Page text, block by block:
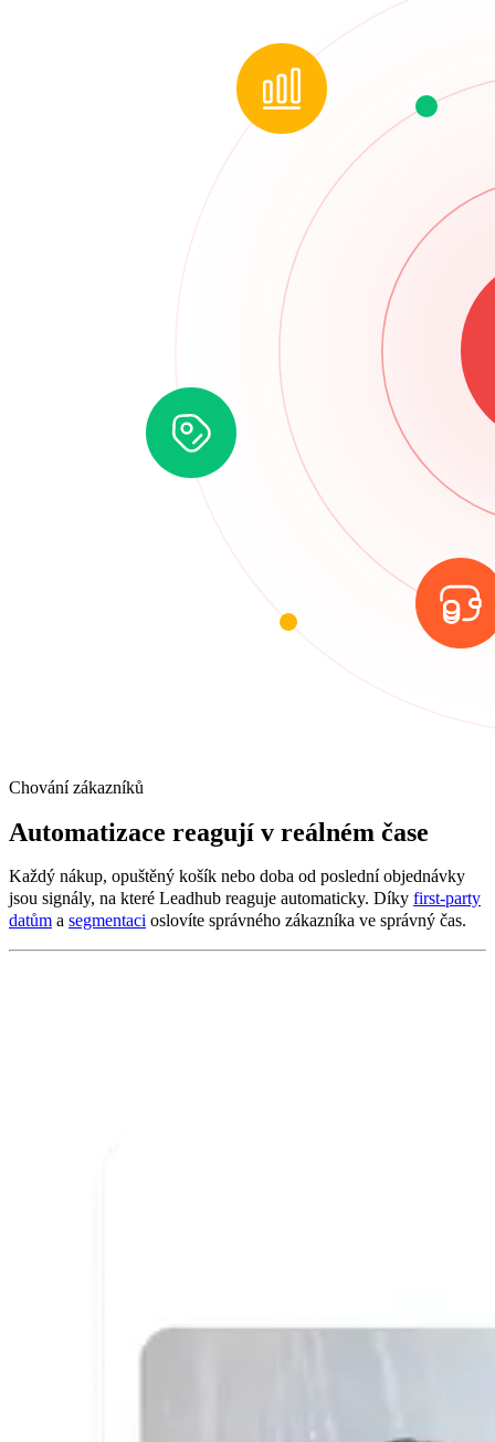
Chování zákazníků
Automatizace reagují v reálném čase
Každý nákup, opuštěný košík nebo doba od poslední objednávky
jsou signály, na které Leadhub reaguje automaticky. Díky first-party
datům a segmentaci oslovíte správného zákazníka ve správný čas.